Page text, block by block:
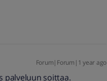
Forum|Forum|1 year ago
palveluun soittaa.